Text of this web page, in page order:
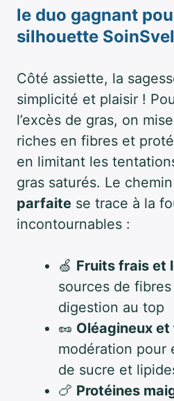
le duo gagnant
silhouette
Côté assiette, la
simplicité et plaisir !
l’excès de gras, on
riches en fibres et
en limitant les
gras saturés. Le
parfaite se trace à la
incontournables :
🍏 Fruits frais et
sources de
digestion au top
🥜 Oléagineux
modération pour
de sucre et
🍗 Protéines